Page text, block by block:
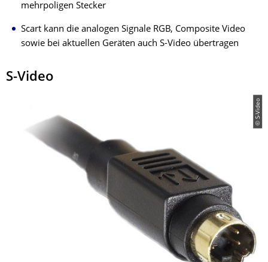
mehrpoligen Stecker
Scart kann die analogen Signale RGB, Composite Video
sowie bei aktuellen Geräten auch S-Video übertragen
S-Video
© S-Video